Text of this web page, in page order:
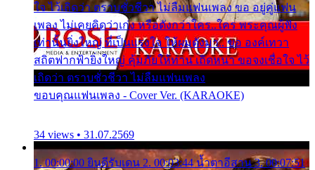
ใจ ไว้เถิดว่า ตราบชั่วชีวา ไม่ลืมแฟนเพลง ขอ อยู่คู่แฟน
เพลง ไม่เคยคิดว่าเก่ง หรือดังกว่าใคร..ใคร พระคุณผู้ฟัง
เท่านั้นยิ่งใหญ่ ที่เป็นแรงใจ ให้ผมดังมา.. ขอ องค์เทวา
สถิตฟากฟ้ายิ่งใหญ่ คุ้มภัยให้ท่าน เถิดหนา ขอจงเชื่อใจ ไว้
เถิดว่า ตราบชั่วชีวา ไม่ลืมแฟนเพลง
ขอบคุณแฟนเพลง - Cover Ver. (KARAOKE)
34 views • 31.07.2569
1. 00:00:00 ยินดีรับเดน 2. 00:03:44 น้ำตาอีสาน 3. 00:07:51